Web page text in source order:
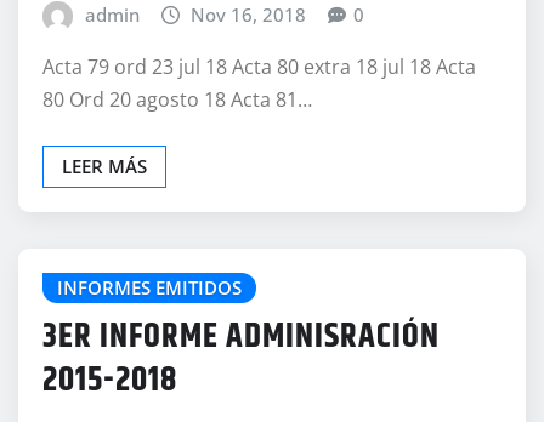
admin Nov 16, 2018 0
Acta 79 ord 23 jul 18 Acta 80 extra 18 jul 18 Acta
80 Ord 20 agosto 18 Acta 81…
LEER MÁS
INFORMES EMITIDOS
3ER INFORME ADMINISRACIÓN
2015-2018